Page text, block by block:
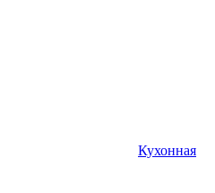
Кухонная